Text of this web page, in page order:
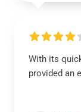
With its
provided an